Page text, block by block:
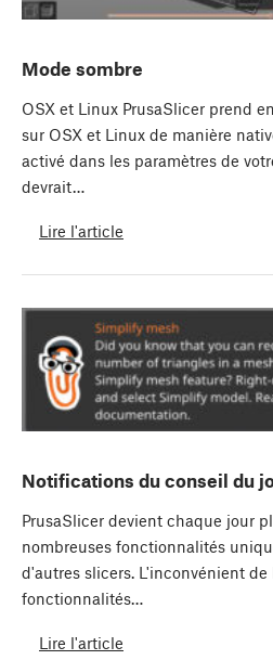
Mode sombre
OSX et Linux PrusaSlicer prend
sur OSX et Linux de manière
activé dans les paramètres de
devrait…
Lire l'article
Notifications du conseil du
PrusaSlicer devient chaque jour
nombreuses fonctionnalités
d'autres slicers. L'inconvénient
fonctionnalités…
Lire l'article